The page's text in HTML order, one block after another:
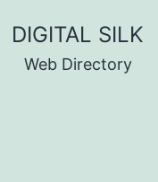
DIGITAL SILK
Web Directory